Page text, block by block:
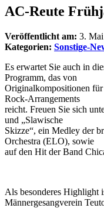
AC-Reute
Veröffentlicht am: 3.
Kategorien: Sonstige-
Es erwartet Sie auch in
Programm, das von
Originalkompositionen
Rock-Arrangements
reicht. Freuen Sie sich
und „Slawische
Skizze“, ein Medley der
Orchestra (ELO), sowie
auf den Hit der Band
Als besonderes Highlight
Männergesangverein